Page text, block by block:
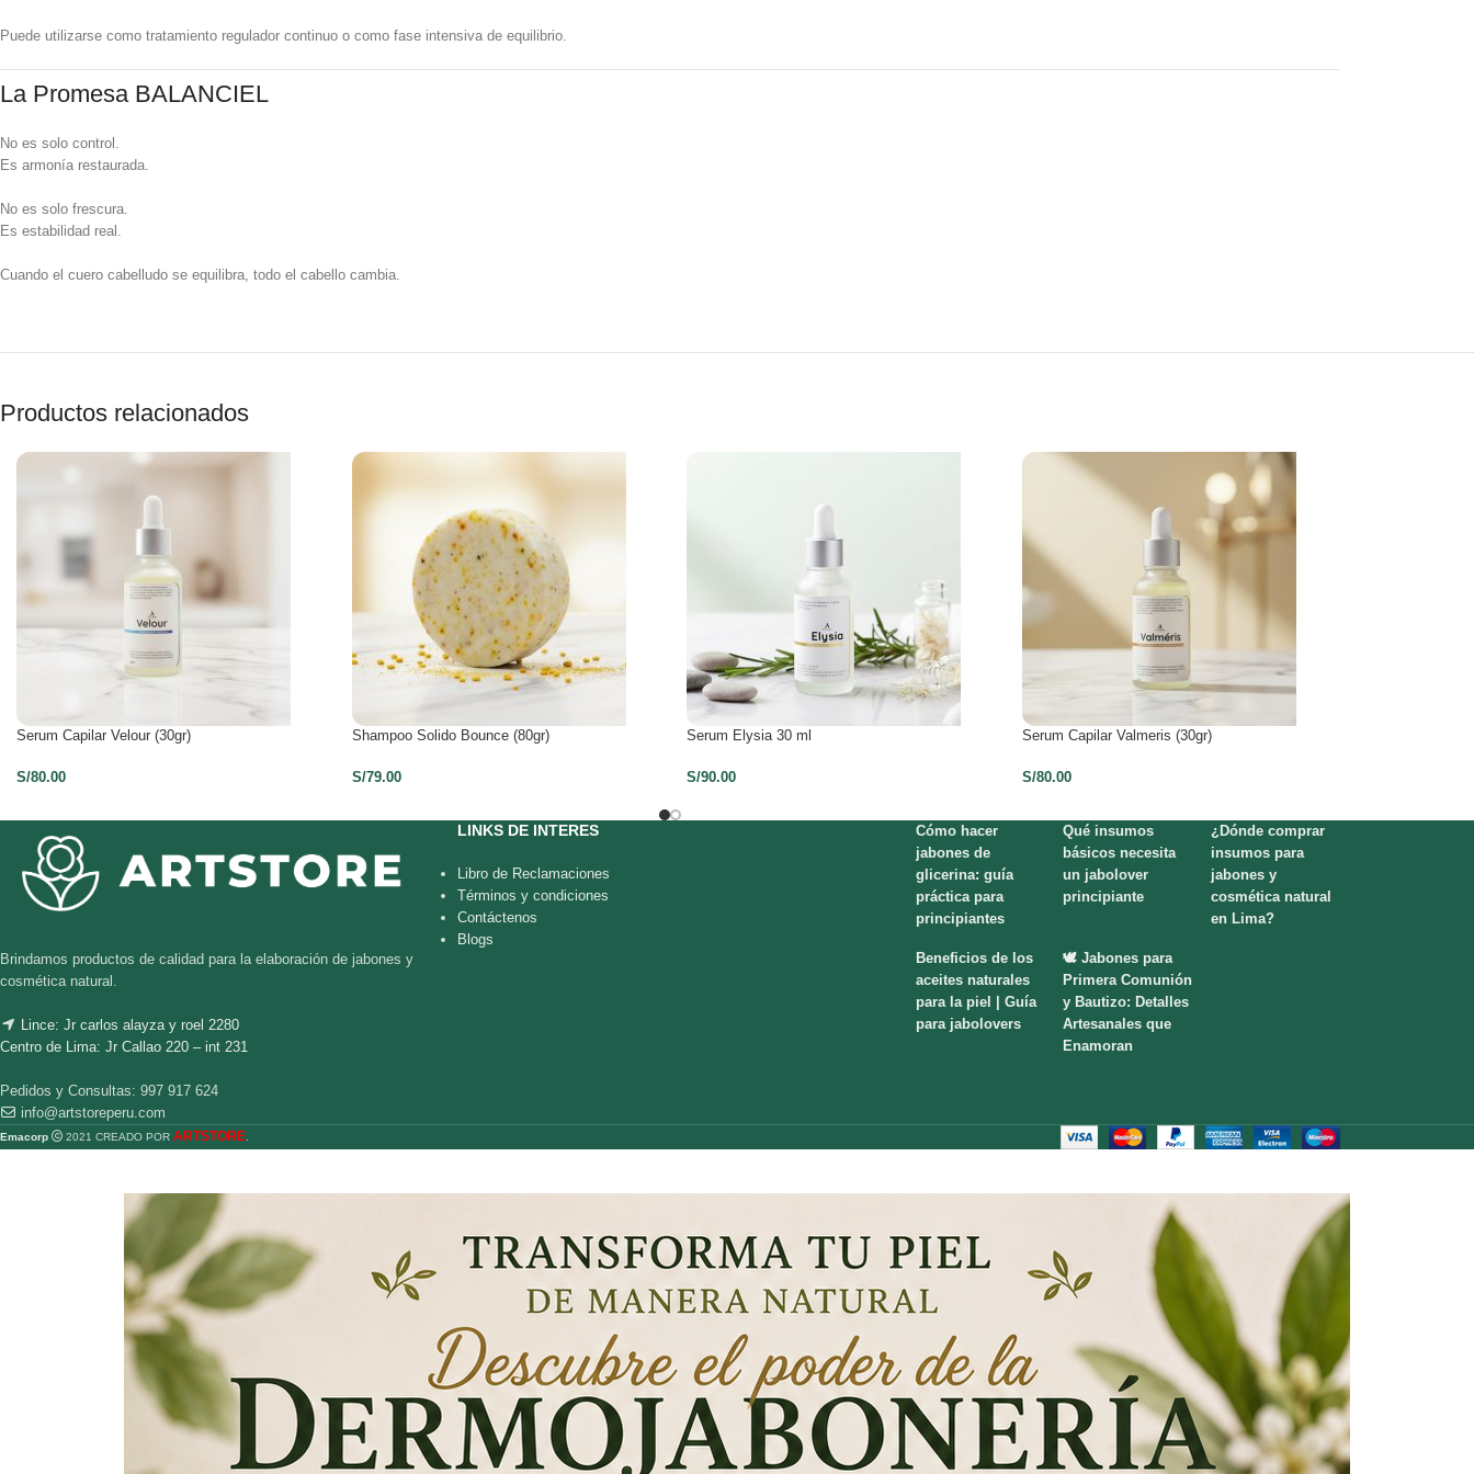
Puede utilizarse como tratamiento regulador continuo o como fase intensiva de equilibrio.
La Promesa BALANCIEL
No es solo control.
Es armonía restaurada.
No es solo frescura.
Es estabilidad real.
Cuando el cuero cabelludo se equilibra, todo el cabello cambia.
Productos relacionados
Serum Capilar Velour (30gr)
S/80.00
Shampoo Solido Bounce (80gr)
S/79.00
Serum Elysia 30 ml
S/90.00
Serum Capilar Valmeris (30gr)
S/80.00
Brindamos productos de calidad para la elaboración de jabones y
cosmética natural.
Lince: Jr carlos alayza y roel 2280
Centro de Lima: Jr Callao 220 – int 231
Pedidos y Consultas: 997 917 624
info@artstoreperu.com
LINKS DE INTERES
Libro de Reclamaciones
Términos y condiciones
Contáctenos
Blogs
Cómo hacer
jabones de
glicerina: guía
práctica para
principiantes
Qué insumos
básicos necesita
un jabolover
principiante
¿Dónde comprar
insumos para
jabones y
cosmética natural
en Lima?
Beneficios de los
aceites naturales
para la piel | Guía
para jabolovers
🕊️ Jabones para
Primera Comunión
y Bautizo: Detalles
Artesanales que
Enamoran
Emacorp 2021 CREADO POR ARTSTORE.